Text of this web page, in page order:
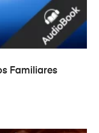
Familiares